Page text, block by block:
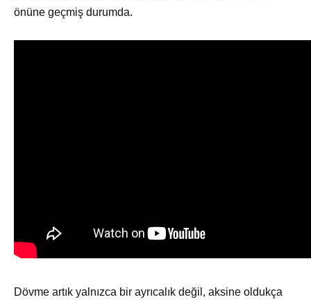
önüne geçmiş durumda.
Dövme artık yalnızca bir ayrıcalık değil, aksine oldukça